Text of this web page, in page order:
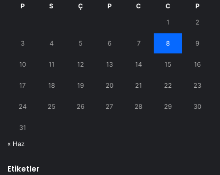
P S Ç P C C P
1 2
3 4 5 6 7 8 9
10 11 12 13 14 15 16
17 18 19 20 21 22 23
24 25 26 27 28 29 30
31
« Haz
Etiketler